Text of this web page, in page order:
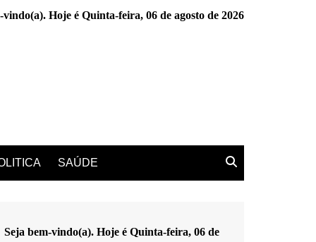
vindo(a). Hoje é Quinta-feira, 06 de agosto de 2026
SAÚDE
Seja bem-vindo(a). Hoje é Quinta-feira, 06 de